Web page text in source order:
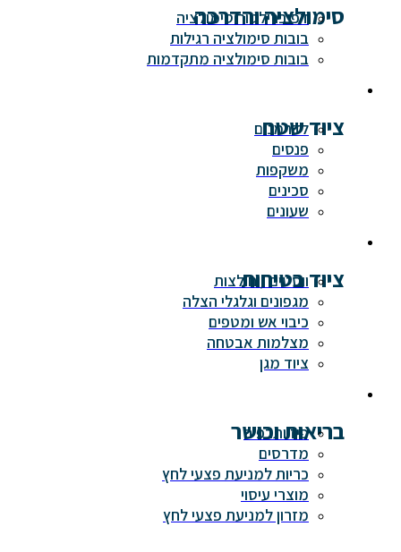
סימולציה והדרכה
דפיברילטור סימולציה
בובות סימולציה רגילות
בובות סימולציה מתקדמות
ציוד שטח
לדרמנים
פנסים
משקפות
סכינים
שעונים
ציוד בטיחות
ווסטים / חולצות
מגפונים וגלגלי הצלה
כיבוי אש ומטפים
מצלמות אבטחה
ציוד מגן
בריאות וכושר
פיזיותרפיה
מדרסים
כריות למניעת פצעי לחץ
מוצרי עיסוי
מזרון למניעת פצעי לחץ